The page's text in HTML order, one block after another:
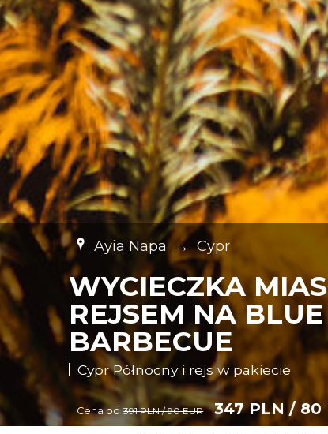
Ayia Napa → Cypr
WYCIECZKA
REJSEM NA
BARBECUE
Cypr Północny i rejs w pakiecie
Cena od 391 PLN / 90 EUR 347 PLN / 80